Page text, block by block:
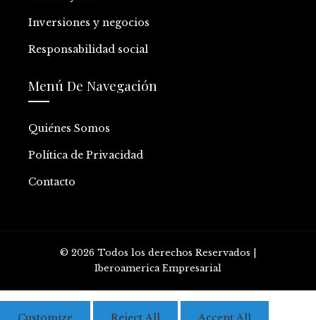
Inversiones y negocios
Responsabilidad social
Menú De Navegación
Quiénes Somos
Política de Privacidad
Contacto
© 2026 Todos los derechos Reservados |
Iberoamerica Empresarial